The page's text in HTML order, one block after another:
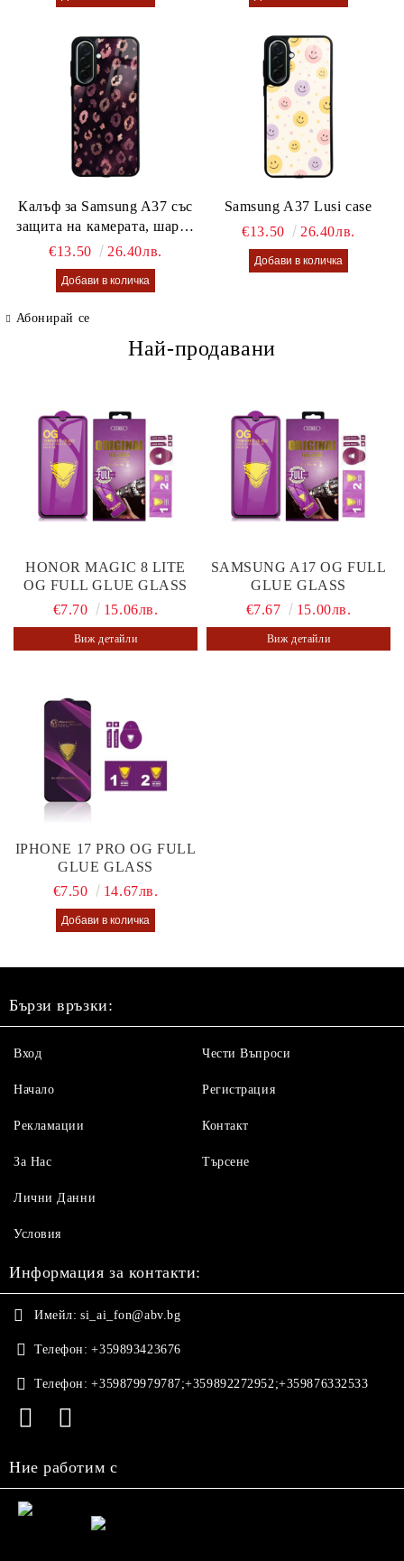
Калъф за Samsung A37 със
защита на камерата, шарен
калъф Lusi case
€13.50 26.40лв.
Samsung A37 Lusi case
€13.50
26.40лв.
Абонирай се
Най-продавани
HONOR MAGIC 8 LITE
OG FULL GLUE GLASS
€7.70
15.06лв.
Виж детайли
SAMSUNG A17 OG FULL
GLUE GLASS
€7.67
15.00лв.
Виж детайли
IPHONE 17 PRO OG FULL
GLUE GLASS
€7.50
14.67лв.
Бързи връзки:
Вход
Начало
Рекламации
За Нас
Чести Въпроси
Регистрация
Контакт
Търсене
Лични Данни
Условия
Информация за контакти:
Имейл: si_ai_fon@abv.bg
Телефон: +359893423676
Телефон: +359879979787;+359892272952;+359876332533
Ние работим с